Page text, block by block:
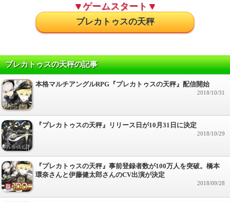
▼ゲームスタート▼
プレカトゥスの天秤
プレカトゥスの天秤の記事
本格マルチアングルRPG『プレカトゥスの天秤』配信開始
2018/10/31
『プレカトゥスの天秤』リリース日が10月31日に決定
2018/10/29
『プレカトゥスの天秤』事前登録者数が100万人を突破。橋本
環奈さんと伊藤健太郎さんのCV出演が決定
2018/09/28